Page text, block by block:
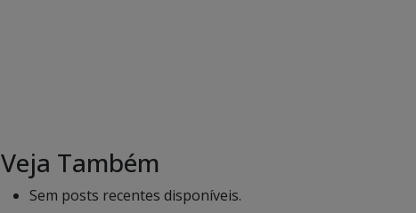
Veja Também
Sem posts recentes disponíveis.